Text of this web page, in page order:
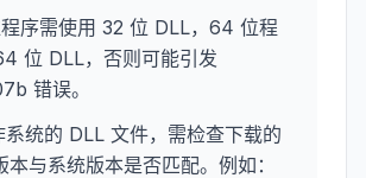
序需使用 32 位 DLL，64 位程
位 DLL，否则可能引发
错误。
系统的 DLL 文件，需检查下载的
本与系统版本是否匹配。例如：